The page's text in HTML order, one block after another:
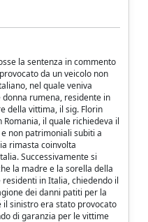
la sentenza in commento
da un veicolo non
nel quale veniva
rumena, residente in
della vittima, il sig. Florin
il quale richiedeva il
non patrimoniali subiti a
rimasta coinvolta
Successivamente si
la madre e la sorella della
in Italia, chiedendo il
dei danni patiti per la
il sinistro era stato provocato
di garanzia per le vittime